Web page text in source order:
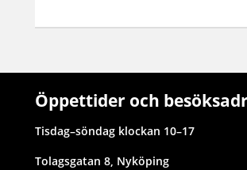
Öppettider och
Tisdag–söndag klockan 10–17
Tolagsgatan 8, Nyköping